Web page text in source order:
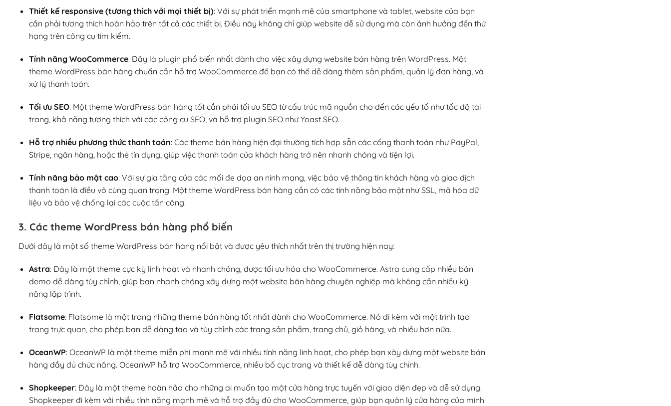
Thiết kế responsive (tương thích với mọi thiết bị): Với sự phát triển mạnh mẽ của smartphone và tablet, website của bạn
cần phải tương thích hoàn hảo trên tất cả các thiết bị. Điều này không chỉ giúp website dễ sử dụng mà còn ảnh hưởng đến thứ
hạng trên công cụ tìm kiếm.
Tính năng WooCommerce: Đây là plugin phổ biến nhất dành cho việc xây dựng website bán hàng trên WordPress. Một
theme WordPress bán hàng chuẩn cần hỗ trợ WooCommerce để bạn có thể dễ dàng thêm sản phẩm, quản lý đơn hàng, và
xử lý thanh toán.
Tối ưu SEO: Một theme WordPress bán hàng tốt cần phải tối ưu SEO từ cấu trúc mã nguồn cho đến các yếu tố như tốc độ tải
trang, khả năng tương thích với các công cụ SEO, và hỗ trợ plugin SEO như Yoast SEO.
Hỗ trợ nhiều phương thức thanh toán: Các theme bán hàng hiện đại thường tích hợp sẵn các cổng thanh toán như PayPal,
Stripe, ngân hàng, hoặc thẻ tín dụng, giúp việc thanh toán của khách hàng trở nên nhanh chóng và tiện lợi.
Tính năng bảo mật cao: Với sự gia tăng của các mối đe dọa an ninh mạng, việc bảo vệ thông tin khách hàng và giao dịch
thanh toán là điều vô cùng quan trọng. Một theme WordPress bán hàng cần có các tính năng bảo mật như SSL, mã hóa dữ
liệu và bảo vệ chống lại các cuộc tấn công.
3. Các theme WordPress bán hàng phổ biến
Dưới đây là một số theme WordPress bán hàng nổi bật và được yêu thích nhất trên thị trường hiện nay:
Astra: Đây là một theme cực kỳ linh hoạt và nhanh chóng, được tối ưu hóa cho WooCommerce. Astra cung cấp nhiều bản
demo dễ dàng tùy chỉnh, giúp bạn nhanh chóng xây dựng một website bán hàng chuyên nghiệp mà không cần nhiều kỹ
năng lập trình.
Flatsome: Flatsome là một trong những theme bán hàng tốt nhất dành cho WooCommerce. Nó đi kèm với một trình tạo
trang trực quan, cho phép bạn dễ dàng tạo và tùy chỉnh các trang sản phẩm, trang chủ, giỏ hàng, và nhiều hơn nữa.
OceanWP: OceanWP là một theme miễn phí mạnh mẽ với nhiều tính năng linh hoạt, cho phép bạn xây dựng một website bán
hàng đầy đủ chức năng. OceanWP hỗ trợ WooCommerce, nhiều bố cục trang và thiết kế dễ dàng tùy chỉnh.
Shopkeeper: Đây là một theme hoàn hảo cho những ai muốn tạo một cửa hàng trực tuyến với giao diện đẹp và dễ sử dụng.
Shopkeeper đi kèm với nhiều tính năng mạnh mẽ và hỗ trợ đầy đủ cho WooCommerce, giúp bạn quản lý cửa hàng của mình